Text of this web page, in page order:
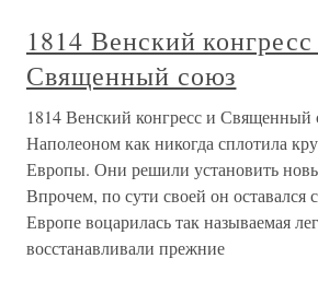
1814 Венский
Священный союз
1814 Венский конгресс и Священный
Наполеоном как никогда сплотила
Европы. Они решили установить
Впрочем, по сути своей он оставался
Европе воцарилась так называемая
восстанавливали прежние